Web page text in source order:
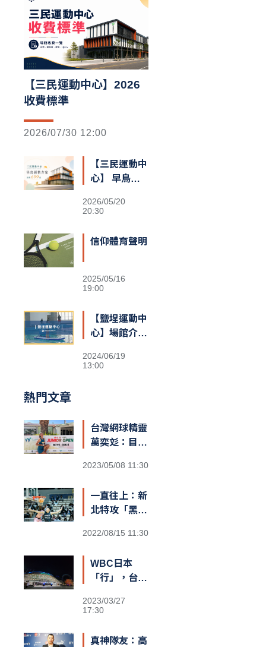
【三民運動中心】2026
收費標準
2026/07/30 12:00
【三民運動中
心】 早鳥預
2026/05/20
20:30
信仰體育聲明
2025/05/16
19:00
【鹽埕運動中
心】場館介紹
2024/06/19
13:00
熱門文章
台灣網球精靈
萬奕彣：目標
第一
2023/05/08 11:30
一直往上：新
北特攻「黑
咬定T1新球
2022/08/15 11:30
WBC日本
「行」，台灣
2023/03/27
17:30
真神隊友：高